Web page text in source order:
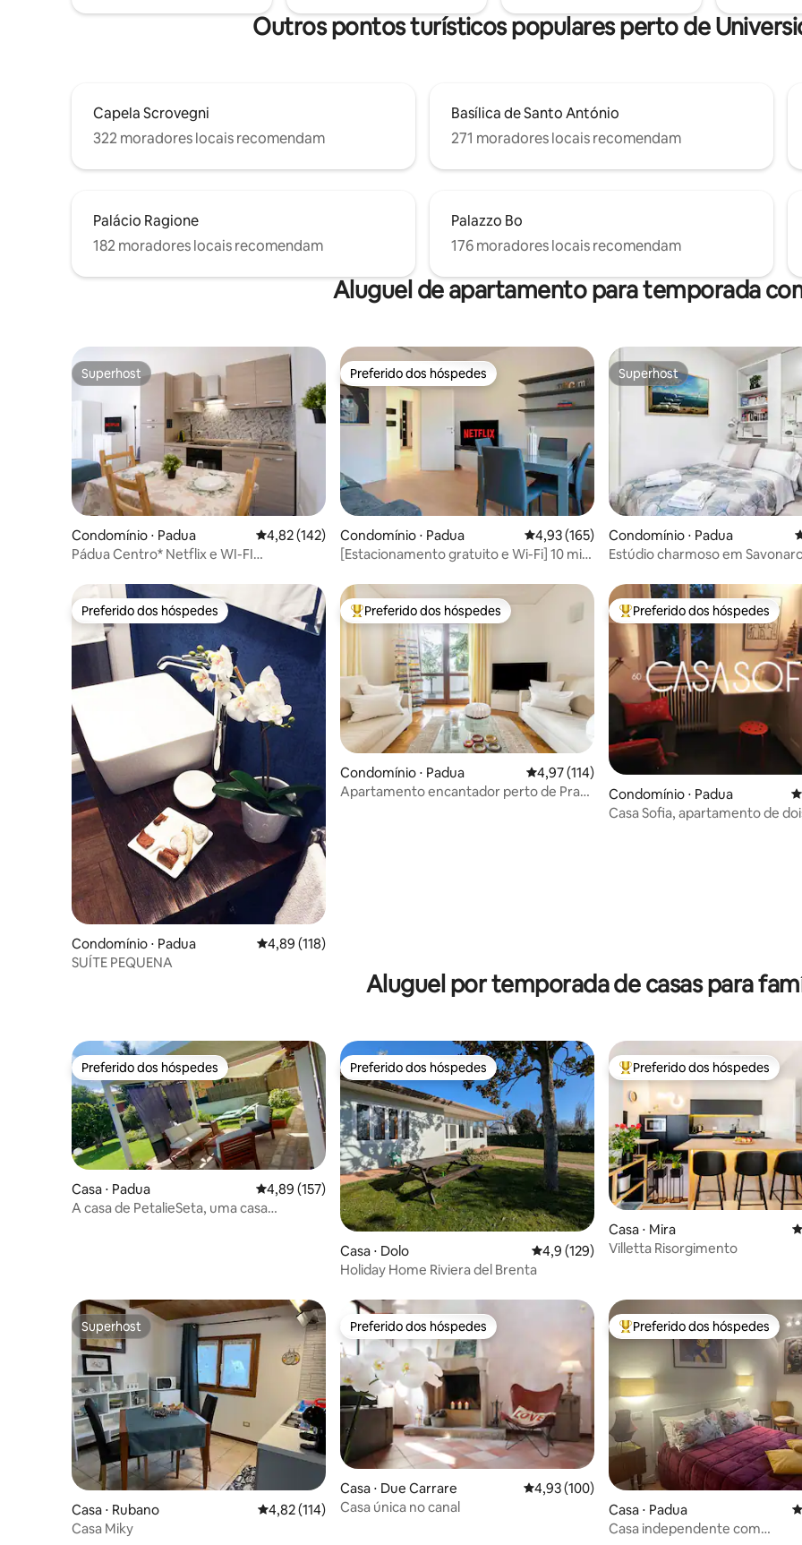
Outros pontos turísticos populares perto de
Capela Scrovegni
322 moradores locais recomendam
Basílica de Santo António
271 moradores locais recomendam
Palácio Ragione
182 moradores locais recomendam
Palazzo Bo
176 moradores locais recomendam
Aluguel de apartamento para temporada
Superhost
Superhost
Condomínio ⋅ Padua 4,82 de uma avaliação média de 5, 142 avaliações
4,82 (142)
Pádua Centro* Netflix e WI-FI
Preferido dos hóspedes
Preferido dos hóspedes
Condomínio ⋅ Padua 4,93 de uma avaliação média de 5, 165
4,93 (165)
[Estacionamento gratuito e Wi-Fi] 10 min
Superhost
Superhost
Condomínio ⋅ Padua
Estúdio charmoso em
Preferido dos hóspedes
Preferido dos hóspedes
Condomínio ⋅ Padua 4,89 de uma avaliação média de 5, 118 avaliações
4,89 (118)
SUÍTE PEQUENA
Entre os melhores preferidos dos hóspedes
Preferido dos hóspedes
Condomínio ⋅ Padua 4,97 de uma avaliação média de 5, 114
4,97 (114)
Apartamento encantador perto de Prato
Entre os melhores preferidos
Preferido dos hóspedes
Condomínio ⋅ Padua
Casa Sofia, apartamento de
Aluguel por temporada de casas para
Preferido dos hóspedes
Preferido dos hóspedes
Casa ⋅ Padua 4,89 de uma avaliação média de 5, 157 avaliações
4,89 (157)
A casa de PetalieSeta, uma casa
Preferido dos hóspedes
Preferido dos hóspedes
Casa ⋅ Dolo 4,9 de uma avaliação média de 5, 129
4,9 (129)
Holiday Home Riviera del Brenta
Entre os melhores preferidos
Preferido dos hóspedes
Casa ⋅ Mira
Villetta Risorgimento
Superhost
Superhost
Casa ⋅ Rubano 4,82 de uma avaliação média de 5, 114 avaliações
4,82 (114)
Casa Miky
Preferido dos hóspedes
Preferido dos hóspedes
Casa ⋅ Due Carrare 4,93 de uma avaliação média de 5, 100
4,93 (100)
Casa única no canal
Entre os melhores preferidos
Preferido dos hóspedes
Casa ⋅ Padua
Casa independente com